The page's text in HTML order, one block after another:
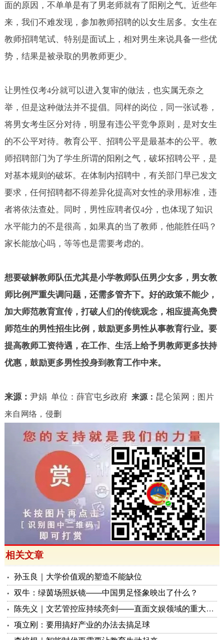
面的原因，不单单是有了男老师就有了阳刚之气。近些年
来，我们不难发现，参加教师招聘的以女生居多。女生在
教师招聘笔试、特别是面试上，相对男生来说具备一些优
势，结果是被录取的男教师更少。
让男性仅考4分就可以进入复审的做法，也实属无奈之
举，但是这种做法并不提倡。同样的岗位，同一张试卷，
将男女考生区分对待，明显有违公平竞争原则，是对女生
的不公平对待。教育公平、招聘公平是最基本的公平。教
师招聘部门为了学生所谓的阳刚之气，破坏招聘公平，是
对基本规则的破坏。在体制内招聘中，有关部门早已发文
要求，任何招聘都不得差异化提高对女性的录用标准，违
者将依法查处。同时，男性应聘者仅4分，也体现了知识
水平能力的不是很高，如果真的当了教师，他能胜任吗？
家长能放心吗，等等也是需要考虑的。
想要破解教师队伍尤其是小学教师队伍男少女多，男女教
师比例严重失调问题，还需多管齐下。好的政策不能少，
加大师范教育宣传，打破人们的传统观念，相应提高免费
师范生的男性招生比例，鼓励更多男性从事教育行业。要
提高教师工资待遇，在工作、生活上给予男教师更多扶持
优惠，鼓励更多男性投身到教育工作中来。
来源： 尹娟 单位：薛官屯乡政府 来源： 昆仑策网 ； 图片
来自网络，侵删
相关文章
孙玉良｜大学价值观的塑造不能缺位
双牛：绿茵场照妖镜——中国男足怪象映出了什么？
陈先义｜文艺管控应持续亮剑——直面文娱领域的重大意识形态博弈
项立刚：要用搞好产业的办法去搞足球